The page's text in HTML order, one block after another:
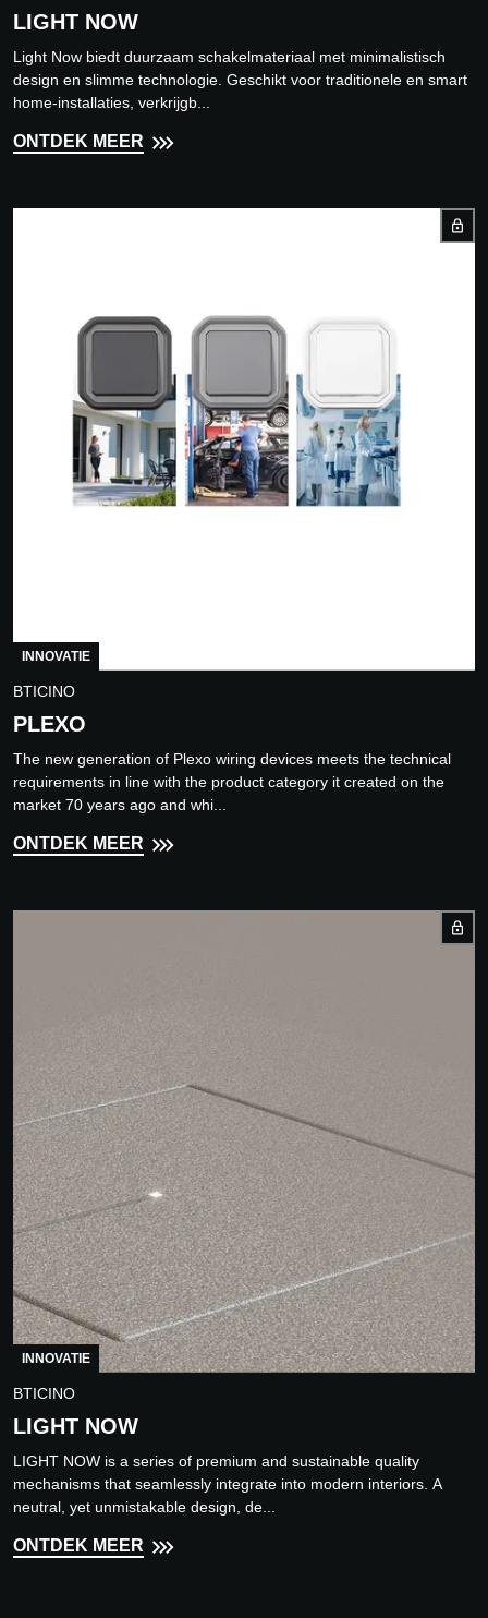
LIGHT NOW
Light Now biedt duurzaam schakelmateriaal met minimalistisch
design en slimme technologie. Geschikt voor traditionele en smart
home-installaties, verkrijgb...
ONTDEK MEER
INNOVATIE
BTICINO
PLEXO
The new generation of Plexo wiring devices meets the technical
requirements in line with the product category it created on the
market 70 years ago and whi...
ONTDEK MEER
INNOVATIE
BTICINO
LIGHT NOW
LIGHT NOW is a series of premium and sustainable quality
mechanisms that seamlessly integrate into modern interiors. A
neutral, yet unmistakable design, de...
ONTDEK MEER